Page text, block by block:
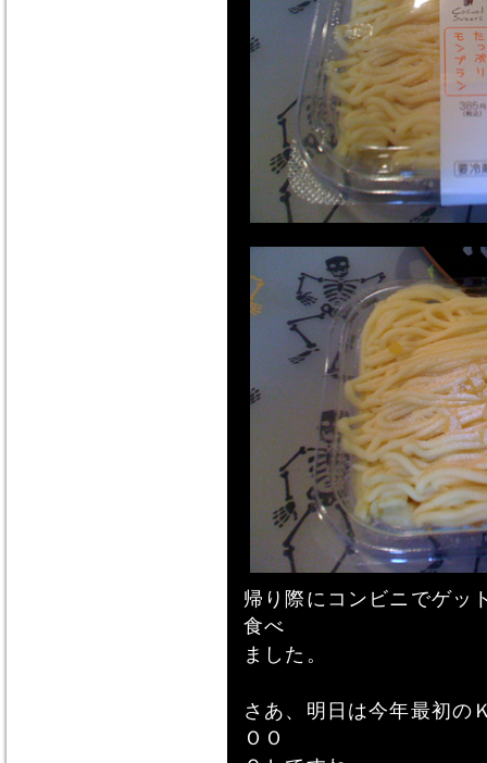
帰り際にコンビニでゲッ
食べ
ました。
さあ、明日は今年最初
ＯＯ